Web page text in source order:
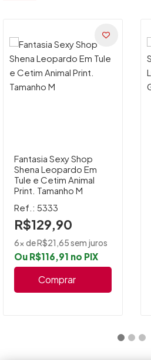
Fantasia Sexy Shop
Shena Leopardo Em
Tule e Cetim Animal
Print. Tamanho M
Ref.: 5333
R$129,90
6x de R$21,65 sem juros
Ou R$116,91 no PIX
Comprar